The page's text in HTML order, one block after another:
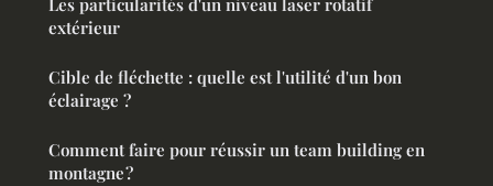
extérieur
Cible de fléchette : quelle est l'utilité d'un bon
éclairage ?
Comment faire pour réussir un team building en
montagne ?